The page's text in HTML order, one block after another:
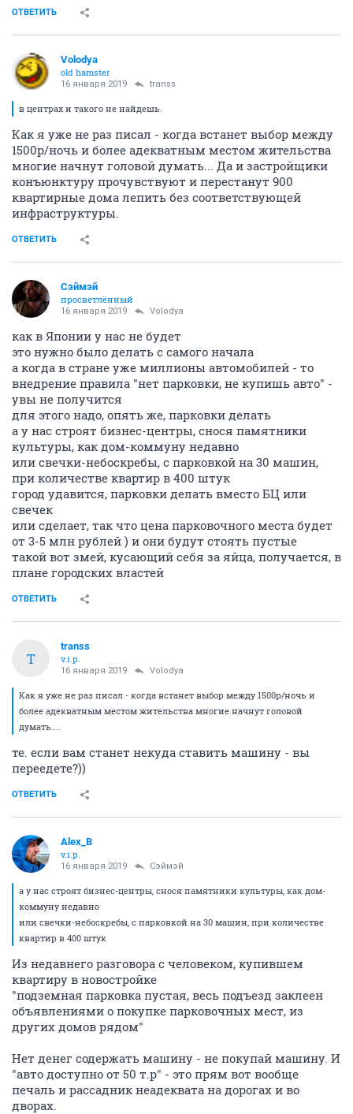
ОТВЕТИТЬ
Volodya
old hamster
16 января 2019 transs
в центрах и такого не найдешь.
Как я уже не раз писал - когда встанет выбор между
1500р/ночь и более адекватным местом жительства
многие начнут головой думать... Да и застройщики
конъюнктуру прочувствуют и перестанут 900
квартирные дома лепить без соответствующей
инфраструктуры.
ОТВЕТИТЬ
Сэймэй
просветлённый
16 января 2019 Volodya
как в Японии у нас не будет
это нужно было делать с самого начала
а когда в стране уже миллионы автомобилей - то
внедрение правила "нет парковки, не купишь авто" -
увы не получится
для этого надо, опять же, парковки делать
а у нас строят бизнес-центры, снося памятники
культуры, как дом-коммуну недавно
или свечки-небоскребы, с парковкой на 30 машин,
при количестве квартир в 400 штук
город удавится, парковки делать вместо БЦ или
свечек
или сделает, так что цена парковочного места будет
от 3-5 млн рублей ) и они будут стоять пустые
такой вот змей, кусающий себя за яйца, получается, в
плане городских властей
ОТВЕТИТЬ
T
transs
v.i.p.
16 января 2019 Volodya
Как я уже не раз писал - когда встанет выбор между 1500р/ночь и
более адекватным местом жительства многие начнут головой
думать....
те. если вам станет некуда ставить машину - вы
переедете?))
ОТВЕТИТЬ
Alex_B
v.i.p.
16 января 2019 Сэймэй
а у нас строят бизнес-центры, снося памятники культуры, как дом-
коммуну недавно
или свечки-небоскребы, с парковкой на 30 машин, при количестве
квартир в 400 штук
Из недавнего разговора с человеком, купившем
квартиру в новостройке
"подземная парковка пустая, весь подъезд заклеен
объявлениями о покупке парковочных мест, из
других домов рядом"
Нет денег содержать машину - не покупай машину. И
"авто доступно от 50 т.р" - это прям вот вообще
печаль и рассадник неадеквата на дорогах и во
дворах.